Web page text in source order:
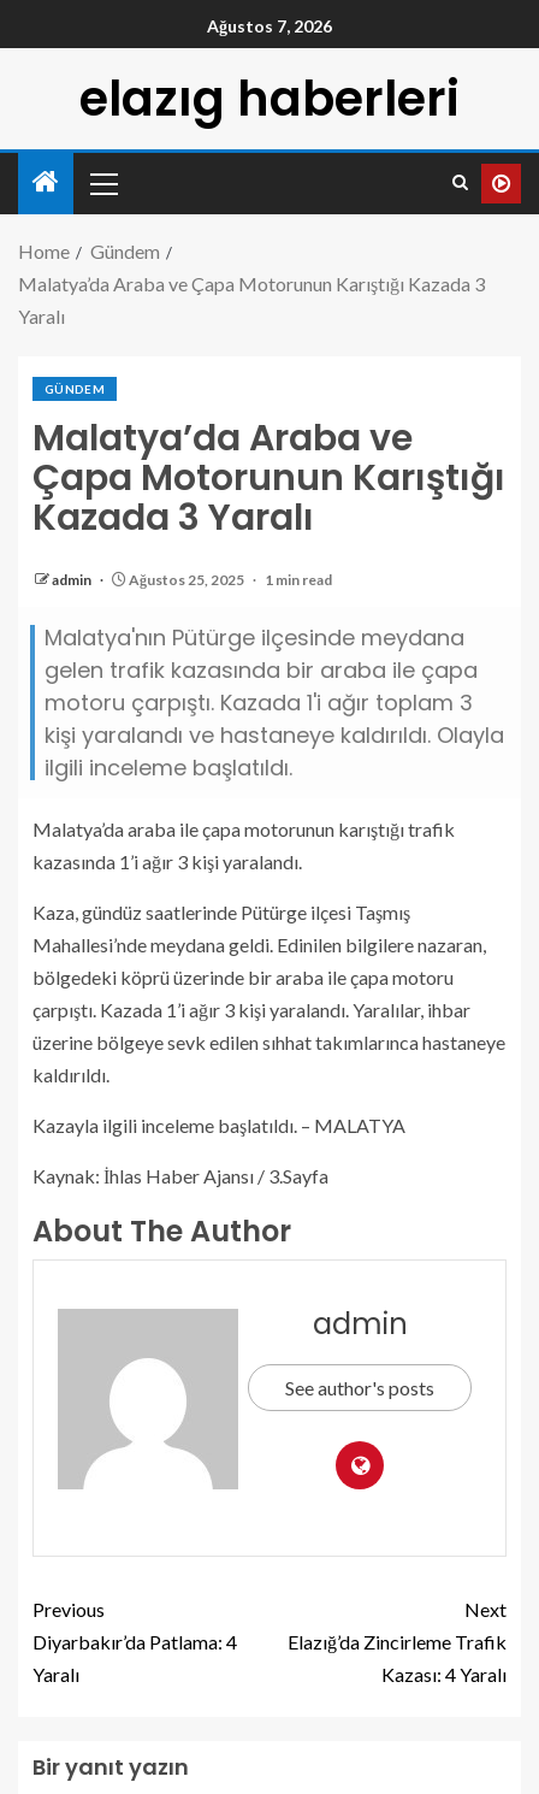
Ağustos 7, 2026
elazıg haberleri
Home
Gündem
Malatya’da Araba ve Çapa Motorunun Karıştığı Kazada 3
Yaralı
GÜNDEM
Malatya’da Araba ve
Çapa Motorunun Karıştığı
Kazada 3 Yaralı
admin Ağustos 25, 2025 1 min read
Malatya'nın Pütürge ilçesinde meydana
gelen trafik kazasında bir araba ile çapa
motoru çarpıştı. Kazada 1'i ağır toplam 3
kişi yaralandı ve hastaneye kaldırıldı. Olayla
ilgili inceleme başlatıldı.
Malatya’da araba ile çapa motorunun karıştığı trafik
kazasında 1’i ağır 3 kişi yaralandı.
Kaza, gündüz saatlerinde Pütürge ilçesi Taşmış
Mahallesi’nde meydana geldi. Edinilen bilgilere nazaran,
bölgedeki köprü üzerinde bir araba ile çapa motoru
çarpıştı. Kazada 1’i ağır 3 kişi yaralandı. Yaralılar, ihbar
üzerine bölgeye sevk edilen sıhhat takımlarınca hastaneye
kaldırıldı.
Kazayla ilgili inceleme başlatıldı. – MALATYA
Kaynak: İhlas Haber Ajansı / 3.Sayfa
About The Author
admin
See author's posts
Previous
Diyarbakır’da Patlama: 4
Yaralı
Next
Elazığ’da Zincirleme Trafik
Kazası: 4 Yaralı
Bir yanıt yazın